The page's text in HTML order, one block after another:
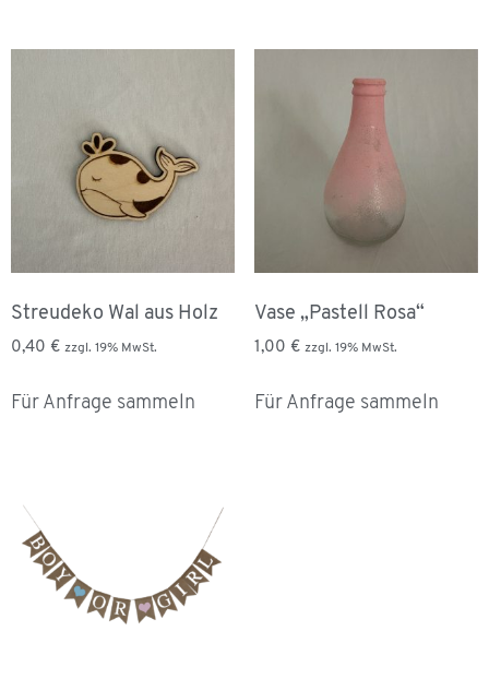
Streudeko Wal aus Holz
0,40 € zzgl. 19% MwSt.
Für Anfrage sammeln
Vase „Pastell Rosa“
1,00 € zzgl. 19% MwSt.
Für Anfrage sammeln